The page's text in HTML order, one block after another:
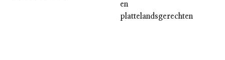
en
plattelandsgerechten